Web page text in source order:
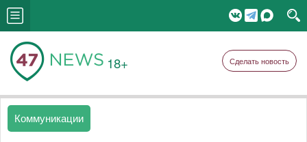
18+ Сделать новость
Коммуникации